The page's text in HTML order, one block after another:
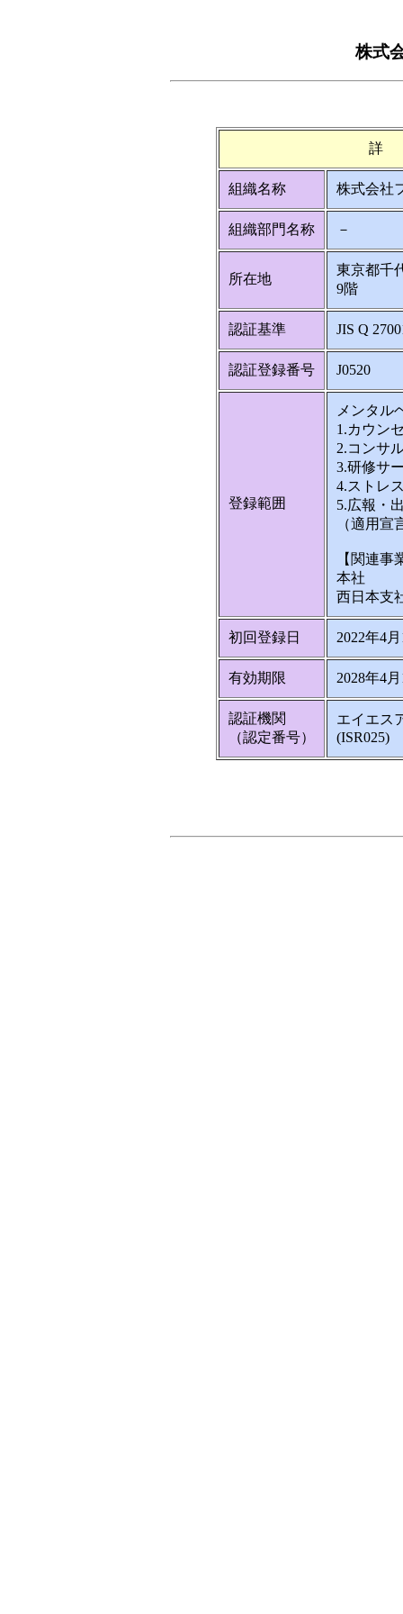
株式
詳
組織名称 株式会社
組織部門名称 －
所在地
東京都千
9階
認証基準 JIS Q
認証登録番号 J0520
登録範囲
メンタル
1.カウン
2.コンサ
3.研修サ
4.ストレ
5.広報・
（適用宣
【関連事
本社
西日本支
初回登録日 2022年4
有効期限 2028年4
認証機関
（認定番号）
エイエス
(ISR025)